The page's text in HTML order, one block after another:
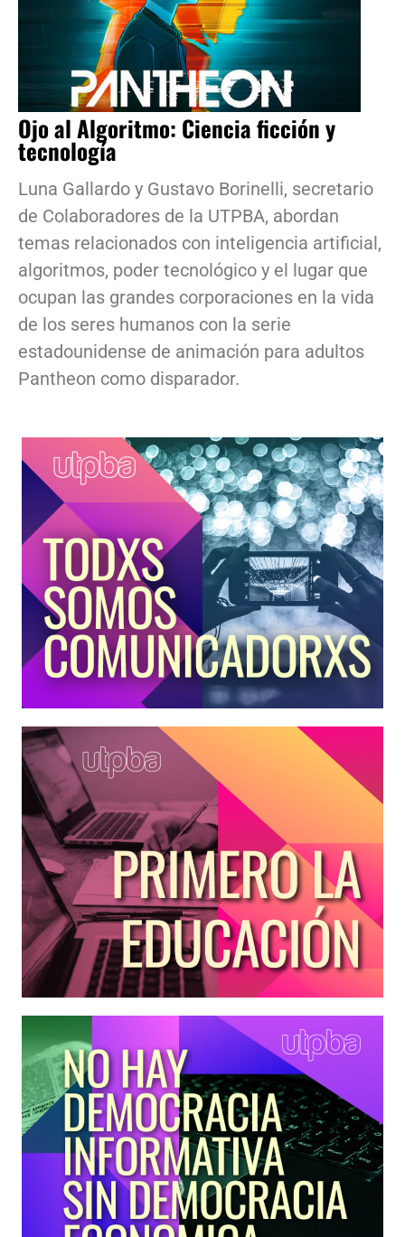
Ojo al Algoritmo: Ciencia ficción y
tecnología
Luna Gallardo y Gustavo Borinelli, secretario
de Colaboradores de la UTPBA, abordan
temas relacionados con inteligencia artificial,
algoritmos, poder tecnológico y el lugar que
ocupan las grandes corporaciones en la vida
de los seres humanos con la serie
estadounidense de animación para adultos
Pantheon como disparador.